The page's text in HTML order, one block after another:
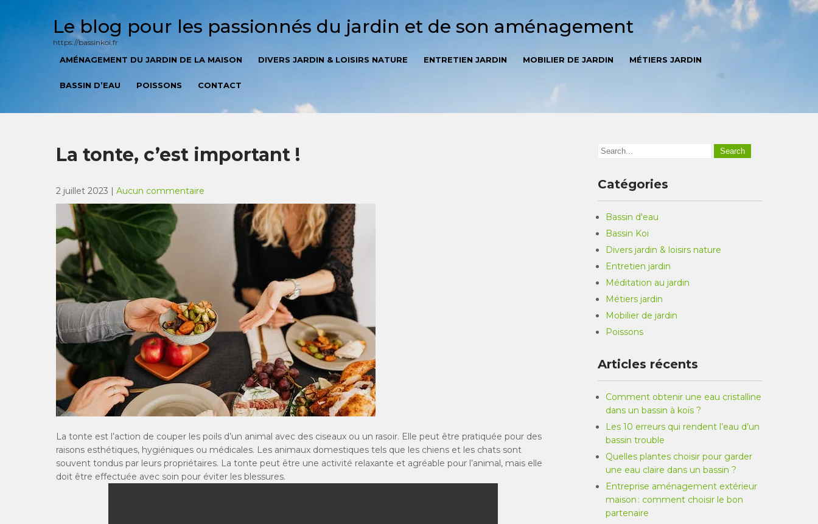
Le blog pour les passionnés du jardin et de son aménagement
https://bassinkoi.fr
AMÉNAGEMENT DU JARDIN DE LA MAISON DIVERS JARDIN & LOISIRS NATURE ENTRETIEN JARDIN MOBILIER DE JARDIN MÉTIERS JARDIN
BASSIN D’EAU POISSONS CONTACT
La tonte, c’est important !
2 juillet 2023 | Aucun commentaire
La tonte est l’action de couper les poils d’un animal avec des ciseaux ou un rasoir. Elle peut être pratiquée pour des
raisons esthétiques, hygiéniques ou médicales. Les animaux domestiques tels que les chiens et les chats sont
souvent tondus par leurs propriétaires. La tonte peut être une activité relaxante et agréable pour l’animal, mais elle
doit être effectuée avec soin pour éviter les blessures.
Catégories
Bassin d'eau
Bassin Koi
Divers jardin & loisirs nature
Entretien jardin
Méditation au jardin
Métiers jardin
Mobilier de jardin
Poissons
Articles récents
Comment obtenir une eau cristalline
dans un bassin à koïs ?
Les 10 erreurs qui rendent l’eau d’un
bassin trouble
Quelles plantes choisir pour garder
une eau claire dans un bassin ?
Entreprise aménagement extérieur
maison : comment choisir le bon
partenaire